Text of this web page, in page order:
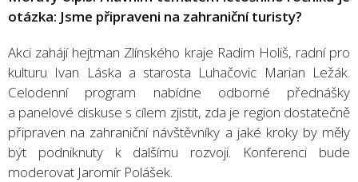
otázka: Jsme připraveni na zahraniční turisty?
Akci zahájí hejtman Zlínského kraje Radim Holiš, radní pro
kulturu Ivan Láska a starosta Luhačovic Marian Ležák.
Celodenní program nabídne odborné přednášky
a panelové diskuse s cílem zjistit, zda je region dostatečně
připraven na zahraniční návštěvníky a jaké kroky by měly
být podniknuty k dalšímu rozvoji. Konferenci bude
moderovat Jaromír Polášek.